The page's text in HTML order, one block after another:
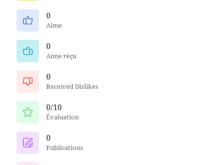
0
Aime
0
Aime réçu
0
Received Dislikes
0/10
Évaluation
0
Publications